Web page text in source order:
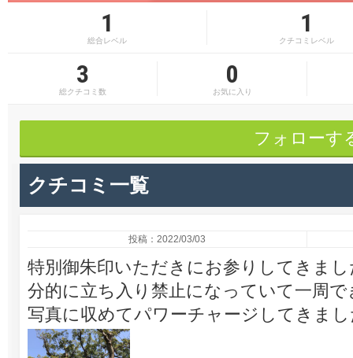
1
総合レベル
1
クチコミレベル
3
総クチコミ数
0
お気に入り
フォローす
クチコミ一覧
投稿：2022/03/03
特別御朱印いただきにお参りしてきま
分的に立ち入り禁止になっていて一周
写真に収めてパワーチャージしてきま